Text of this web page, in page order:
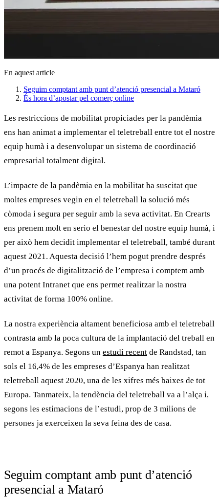
En aquest article
Seguim comptant amb punt d’atenció presencial a Mataró
És hora d’apostar pel comerç online
Les restriccions de mobilitat propiciades per la pandèmia
ens han animat a implementar el teletreball entre tot el nostre
equip humà i a desenvolupar un sistema de coordinació
empresarial totalment digital.
L’impacte de la pandèmia en la mobilitat ha suscitat que
moltes empreses vegin en el teletreball la solució més
còmoda i segura per seguir amb la seva activitat. En Crearts
ens prenem molt en serio el benestar del nostre equip humà, i
per això hem decidit implementar el teletreball, també durant
aquest 2021. Aquesta decisió l’hem pogut prendre després
d’un procés de digitalització de l’empresa i comptem amb
una potent Intranet que ens permet realitzar la nostra
activitat de forma 100% online.
La nostra experiència altament beneficiosa amb el teletreball
contrasta amb la poca cultura de la implantació del treball en
remot a Espanya. Segons un estudi recent de Randstad, tan
sols el 16,4% de les empreses d’Espanya han realitzat
teletreball aquest 2020, una de les xifres més baixes de tot
Europa. Tanmateix, la tendència del teletreball va a l’alça i,
segons les estimacions de l’estudi, prop de 3 milions de
persones ja exerceixen la seva feina des de casa.
Seguim comptant amb punt d’atenció
presencial a Mataró